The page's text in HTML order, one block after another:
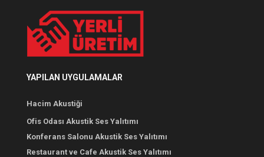
YAPILAN UYGULAMALAR
Hacim Akustiği
Ofis Odası Akustik Ses Yalıtımı
Konferans Salonu Akustik Ses Yalıtımı
Restaurant ve Cafe Akustik Ses Yalıtımı